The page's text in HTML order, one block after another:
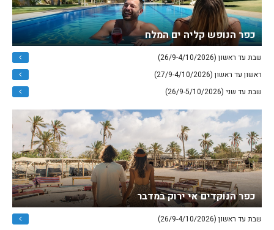
כפר הנופש קליה ים המלח
שבת עד ראשון (26/9-4/10/2026)
ראשון עד ראשון (27/9-4/10/2026)
שבת עד שני (26/9-5/10/2026)
כפר הנוקדים אי ירוק במדבר
שבת עד ראשון (26/9-4/10/2026)